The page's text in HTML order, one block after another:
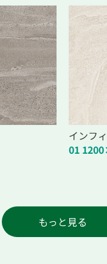
インフ
01
もっと見る